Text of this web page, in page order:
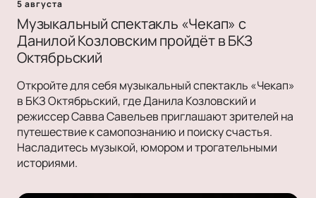
5 августа
Музыкальный спектакль «Чекап» с
Данилой Козловским пройдёт в БКЗ
Октябрьский
Откройте для себя музыкальный спектакль «Чекап»
в БКЗ Октябрьский, где Данила Козловский и
режиссер Савва Савельев приглашают зрителей на
путешествие к самопознанию и поиску счастья.
Насладитесь музыкой, юмором и трогательными
историями.